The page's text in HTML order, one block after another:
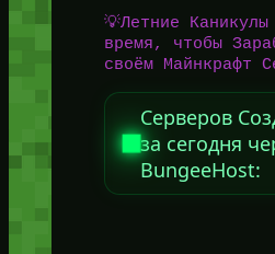
💡Летние
время, чтобы
своём Майнкрафт
Серверов
за сегодня
BungeeHost: